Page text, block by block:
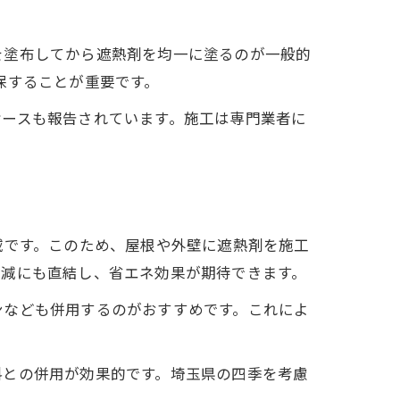
布してから遮熱剤を均一に塗るのが一般的
ることが重要です。
スも報告されています。施工は専門業者に
す。このため、屋根や外壁に遮熱剤を施工
も直結し、省エネ効果が期待できます。
ども併用するのがおすすめです。これによ
の併用が効果的です。埼玉県の四季を考慮